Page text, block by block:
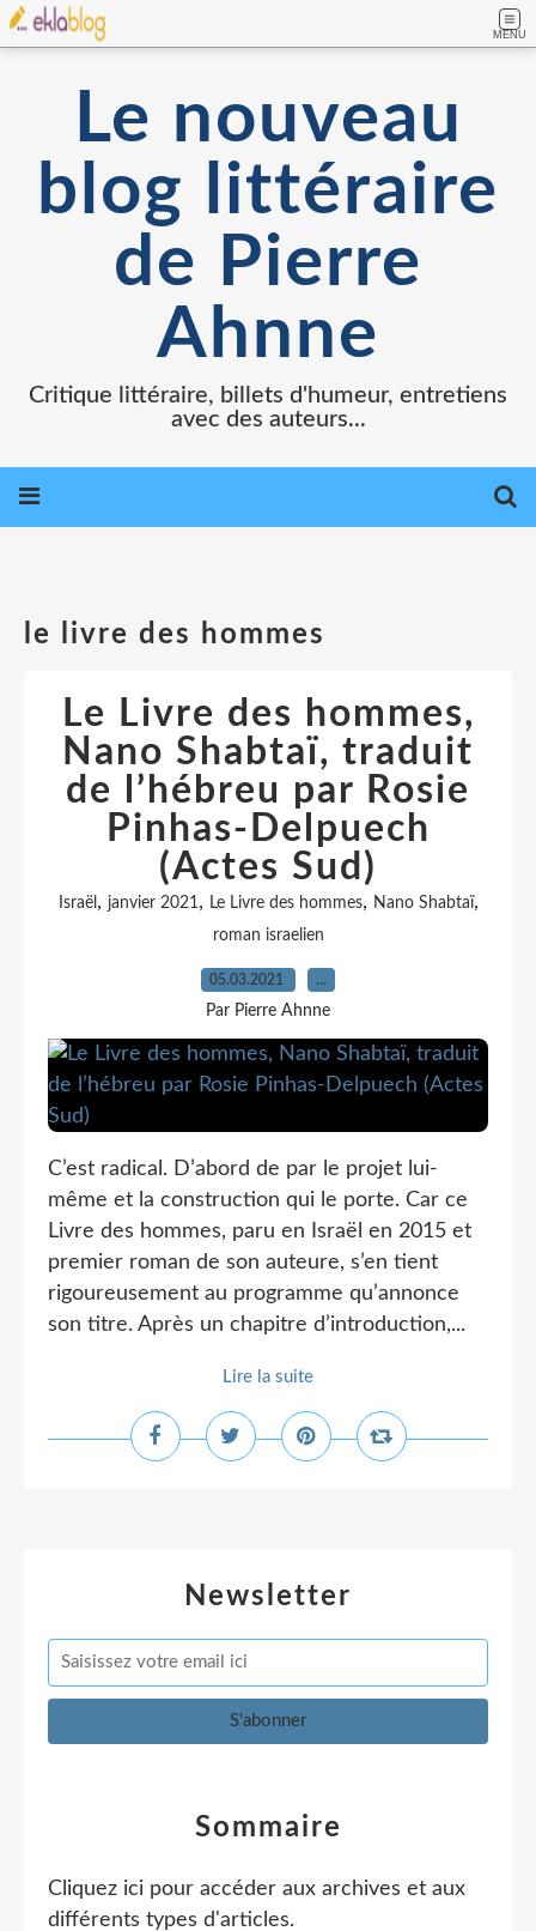
MENU
Le nouveau
blog littéraire
de Pierre
Ahnne
Critique littéraire, billets d'humeur, entretiens
avec des auteurs...
le livre des hommes
Le Livre des hommes,
Nano Shabtaï, traduit
de l’hébreu par Rosie
Pinhas-Delpuech
(Actes Sud)
Israël, janvier 2021, Le Livre des hommes, Nano Shabtaï,
roman israelien
05.03.2021 …
Par Pierre Ahnne
C’est radical. D’abord de par le projet lui-
même et la construction qui le porte. Car ce
Livre des hommes, paru en Israël en 2015 et
premier roman de son auteure, s’en tient
rigoureusement au programme qu’annonce
son titre. Après un chapitre d’introduction,...
Lire la suite
Newsletter
Sommaire
Cliquez ici pour accéder aux archives et aux
différents types d'articles.